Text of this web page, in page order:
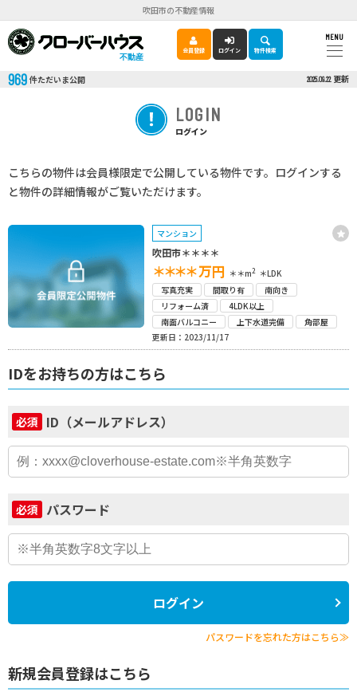
吹田市の不動産情報
不動産
会員登録 ログイン 物件検索
MENU
969 件ただいま公開 2025.09.22 更新
LOGIN
ログイン
こちらの物件は会員様限定で公開している物件です。ログインする
と物件の詳細情報がご覧いただけます。
マンション
吹田市＊＊＊＊
＊＊＊＊万円 ＊＊m2 ＊LDK
写真充実
間取り有
南向き
リフォーム済
4LDK以上
南面バルコニー
上下水道完備
角部屋
更新日：2023/11/17
IDをお持ちの方はこちら
必須 ID（メールアドレス）
必須 パスワード
ログイン
パスワードを忘れた方はこちら≫
新規会員登録はこちら